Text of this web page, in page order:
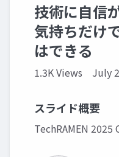
技術に自信
気持ちだけ
はできる
1.3K Views July
スライド概要
TechRAMEN